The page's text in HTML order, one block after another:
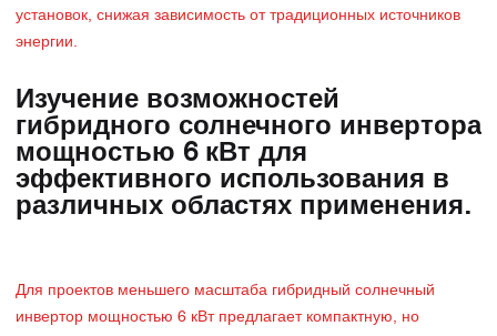
установок, снижая зависимость от традиционных источников
энергии.
Изучение возможностей
гибридного солнечного инвертора
мощностью 6 кВт для
эффективного использования в
различных областях применения.
Для проектов меньшего масштаба гибридный солнечный
инвертор мощностью 6 кВт предлагает компактную, но